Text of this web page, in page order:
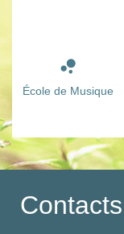
bubble_chart
École de Musique
Contacts